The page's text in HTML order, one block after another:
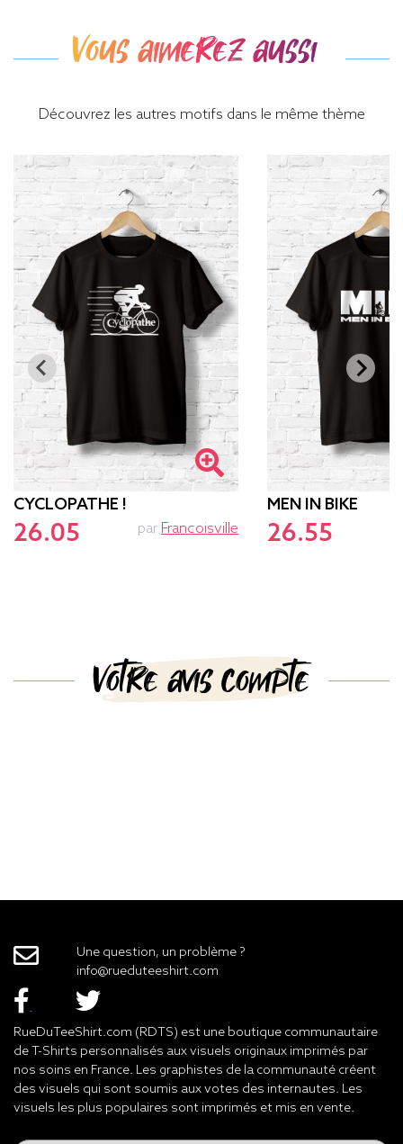
Vous aimerez aussi
Découvrez les autres motifs dans le même thème
CYCLOPATHE !
26.05 par Francoisville
MEN IN BIKE
26.55
Votre avis compte
Une question, un problème ?
info@rueduteeshirt.com
RueDuTeeShirt.com (RDTS) est une boutique communautaire
de T-Shirts personnalisés aux visuels originaux imprimés par
nos soins en France. Les graphistes de la communauté créent
des visuels qui sont soumis aux votes des internautes. Les
visuels les plus populaires sont imprimés et mis en vente.